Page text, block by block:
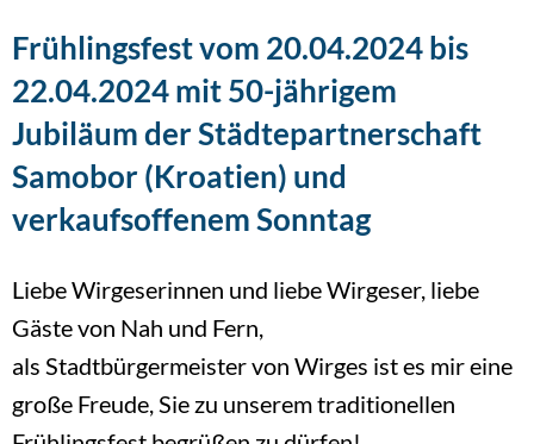
Frühlingsfest vom 20.04.2024 bis
22.04.2024 mit 50-jährigem
Jubiläum der Städtepartnerschaft
Samobor (Kroatien) und
verkaufsoffenem Sonntag
Liebe Wirgeserinnen und liebe Wirgeser, liebe
Gäste von Nah und Fern,
als Stadtbürgermeister von Wirges ist es mir eine
große Freude, Sie zu unserem traditionellen